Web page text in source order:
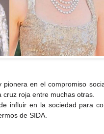
en el compromiso
cruz roja entre muchas otras.
influir en la sociedad para
de SIDA.